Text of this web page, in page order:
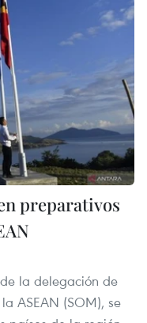
preparativos
la delegación de
ASEAN (SOM), se